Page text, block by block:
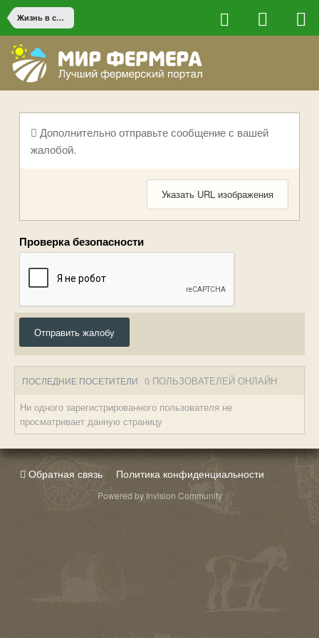
Жизнь в сельской местности
Дополнительно отправьте сообщение с вашей
жалобой.
Указать URL изображения
Проверка безопасности
Отправить жалобу
ПОСЛЕДНИЕ ПОСЕТИТЕЛИ 0 ПОЛЬЗОВАТЕЛЕЙ ОНЛАЙН
Ни одного зарегистрированного пользователя не
просматривает данную страницу
Обратная связь Политика конфиденциальности
Powered by Invision Community